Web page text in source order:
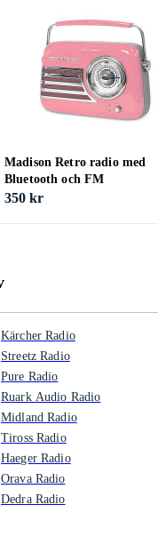
Madison Retro radio med
Bluetooth och FM
350 kr
Kärcher Radio
Streetz Radio
Pure Radio
Ruark Audio Radio
Midland Radio
Tiross Radio
Haeger Radio
Orava Radio
Dedra Radio